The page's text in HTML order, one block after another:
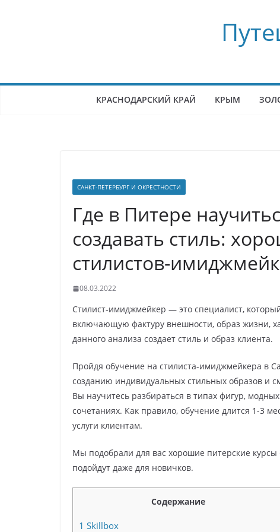
КРАСНОДАРСКИЙ КРАЙ КРЫМ
САНКТ-ПЕТЕРБУРГ И ОКРЕСТНОСТИ
Где в Питере
создавать стиль:
стилистов-
08.03.2022
Стилист-имиджмейкер — это специалист,
включающую фактуру внешности, образ жизни,
данного анализа создает стиль и образ клиента.
Пройдя обучение на стилиста-имиджмейкера в
созданию индивидуальных стильных образов и
Вы научитесь разбираться в типах фигур,
сочетаниях. Как правило, обучение длится 1-3
услуги клиентам.
Мы подобрали для вас хорошие питерские
подойдут даже для новичков.
Содержание
1 Skillbox